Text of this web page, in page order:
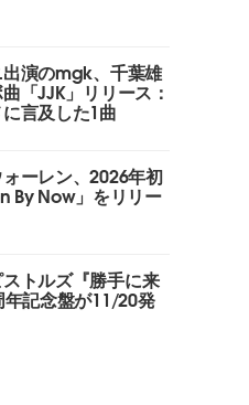
演のmgk、千葉雄
「JJK」リリース：
言及した1曲
ーレン、2026年初
By Now」をリリー
トルズ『勝手に来
記念盤が11/20発